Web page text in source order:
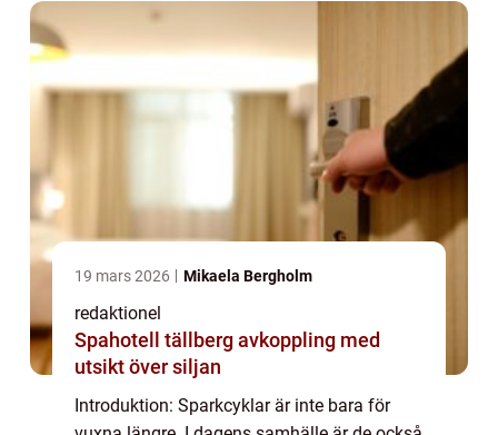
19 mars 2026 Mikaela Bergholm
redaktionel
Spahotell tällberg avkoppling med
utsikt över siljan
Introduktion: Sparkcyklar är inte bara för